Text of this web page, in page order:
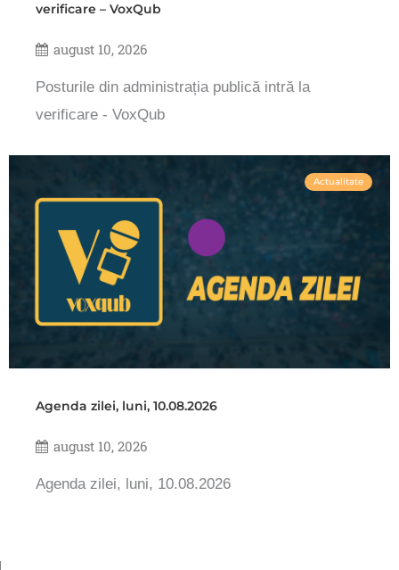
verificare – VoxQub
august 10, 2026
Posturile din administrația publică intră la
verificare - VoxQub
Actualitate
Agenda zilei, luni, 10.08.2026
august 10, 2026
Agenda zilei, luni, 10.08.2026